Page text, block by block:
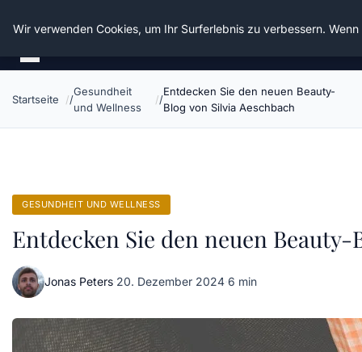
Die Schnitter
Startseite
Gesundheit
und Wellness
Entdecken Sie den neuen Beauty-
Blog von Silvia Aeschbach
GESUNDHEIT UND WELLNESS
Entdecken Sie den neuen
Jonas Peters·20. Dezember 2024·6 min
Wir verwenden Cookies, um Ihr Surferlebnis zu verbessern.